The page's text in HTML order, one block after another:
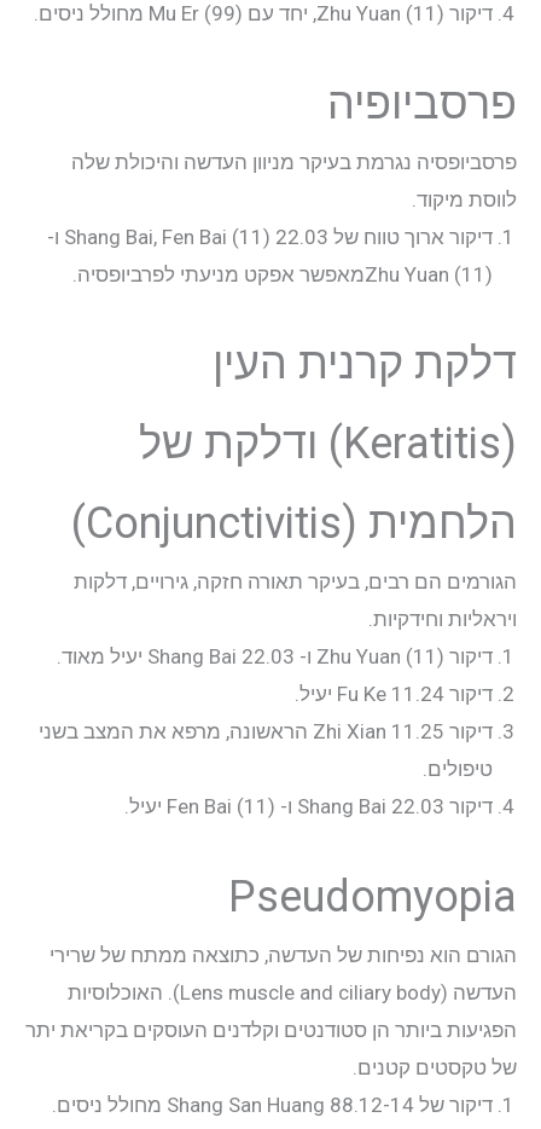
דיקור Zhu Yuan (11), יחד עם Mu Er (99) מחולל ניסים.
פרסביופיה
פרסביופסיה נגרמת בעיקר מניוון העדשה והיכולת שלה
לווסת מיקוד.
דיקור ארוך טווח של 22.03 Shang Bai, Fen Bai (11) ו-
Zhu Yuan (11)מאפשר אפקט מניעתי לפרביופסיה.
דלקת קרנית העין
(Keratitis) ודלקת של
הלחמית (Conjunctivitis)
הגורמים הם רבים, בעיקר תאורה חזקה, גירויים, דלקות
ויראליות וחידקיות.
דיקור Zhu Yuan (11) ו- 22.03 Shang Bai יעיל מאוד.
דיקור 11.24 Fu Ke יעיל.
דיקור 11.25 Zhi Xian הראשונה, מרפא את המצב בשני
טיפולים.
דיקור 22.03 Shang Bai ו- Fen Bai (11) יעיל.
Pseudomyopia
הגורם הוא נפיחות של העדשה, כתוצאה ממתח של שרירי
העדשה (Lens muscle and ciliary body). האוכלוסיות
הפגיעות ביותר הן סטודנטים וקלדנים העוסקים בקריאת יתר
של טקסטים קטנים.
דיקור של 88.12-14 Shang San Huang מחולל ניסים.